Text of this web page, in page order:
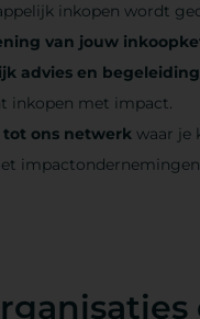
inkopen wordt
van jouw
advies en begeleiding
inkopen met impact.
tot ons netwerk waar je